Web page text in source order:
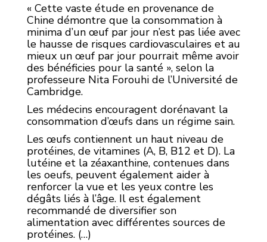
« Cette vaste étude en provenance de
Chine démontre que la consommation à
minima d’un œuf par jour n’est pas liée avec
le hausse de risques cardiovasculaires et au
mieux un œuf par jour pourrait même avoir
des bénéficies pour la santé », selon la
professeure Nita Forouhi de l’Université de
Cambridge.
Les médecins encouragent dorénavant la
consommation d’œufs dans un régime sain.
Les œufs contiennent un haut niveau de
protéines, de vitamines (A, B, B12 et D). La
lutéine et la zéaxanthine, contenues dans
les oeufs, peuvent également aider à
renforcer la vue et les yeux contre les
dégâts liés à l’âge. Il est également
recommandé de diversifier son
alimentation avec différentes sources de
protéines. (…)